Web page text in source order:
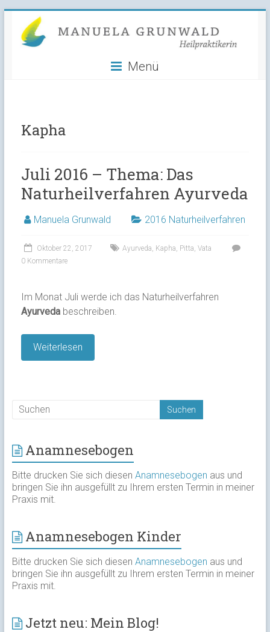
content
Manuela
Grunwald
Menü
Kapha
Juli 2016 – Thema: Das
Naturheilverfahren Ayurveda
Manuela Grunwald 2016 Naturheilverfahren
Oktober 22, 2017 Ayurveda Kapha Pitta Vata
0 Kommentare
Im Monat Juli werde ich das Naturheilverfahren
Ayurvedabeschreiben.
Weiterlesen
Anamnesebogen
Bitte drucken Sie sich diesen Anamnesebogen aus und
bringen Sie ihn ausgefüllt zu Ihrem ersten Termin in meiner
Praxis mit.
Anamnesebogen Kinder
Bitte drucken Sie sich diesen Anamnesebogen aus und
bringen Sie ihn ausgefüllt zu Ihrem ersten Termin in meiner
Praxis mit.
Jetzt neu: Mein Blog!